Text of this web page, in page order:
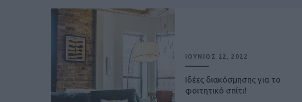
ΙΟΥΝΙΟΣ 22, 2022
Ιδέες διακόσμησης για το
φοιτητικό σπίτι!